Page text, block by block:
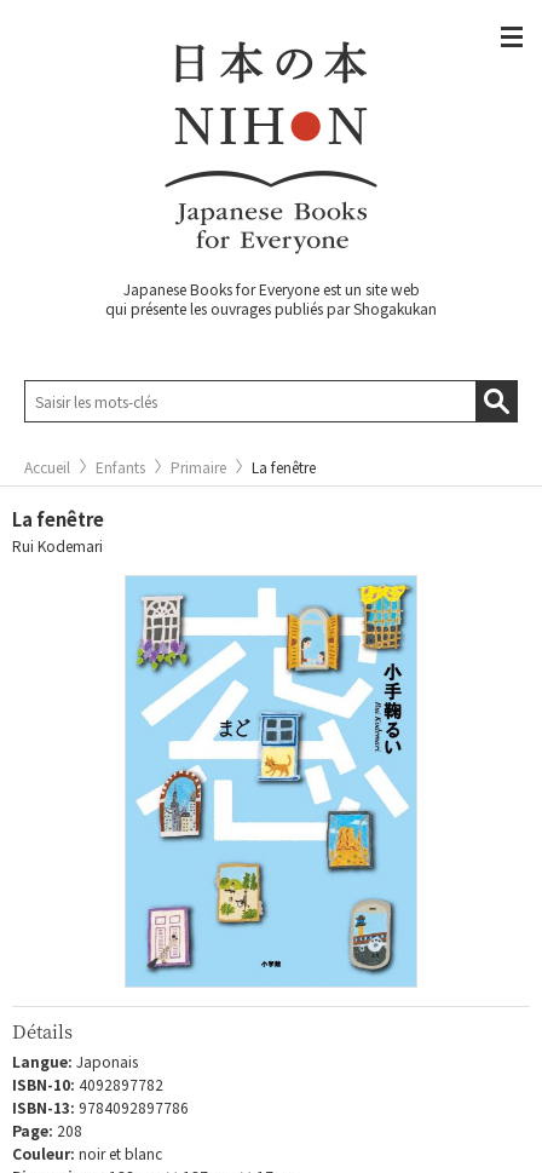
Japanese Books for Everyone est un site web
qui présente les ouvrages publiés par Shogakukan
Accueil Enfants Primaire La fenêtre
La fenêtre
Rui Kodemari
Détails
Langue: Japonais
ISBN-10: 4092897782
ISBN-13: 9784092897786
Page: 208
Couleur: noir et blanc